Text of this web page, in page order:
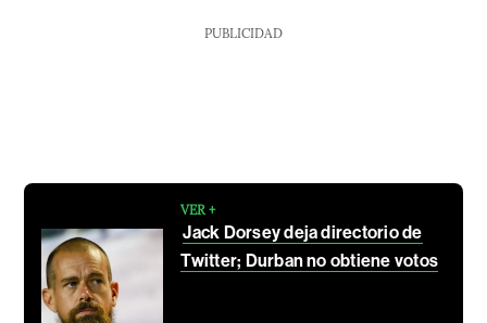
PUBLICIDAD
VER +
Jack Dorsey deja directorio de
Twitter; Durban no obtiene votos